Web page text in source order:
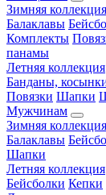
Зимняя коллекция
Балаклавы
Комплекты
панамы
Летняя коллекция
Банданы,
Повязки Шапки
Мужчинам
Зимняя коллекция
Балаклавы
Шапки
Летняя коллекция
Бейсболки Кепки